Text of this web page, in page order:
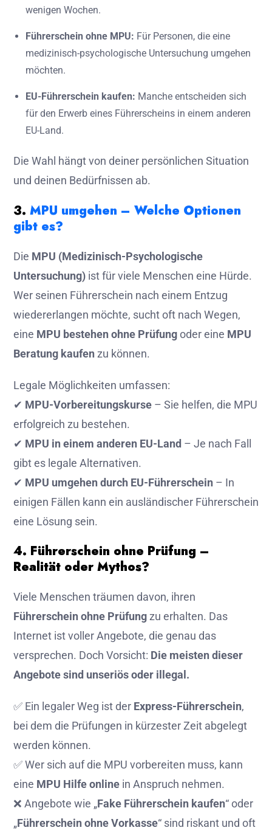
wenigen Wochen.
Führerschein ohne MPU: Für Personen, die eine
medizinisch-psychologische Untersuchung umgehen
möchten.
EU-Führerschein kaufen: Manche entscheiden sich
für den Erwerb eines Führerscheins in einem anderen
EU-Land.
Die Wahl hängt von deiner persönlichen Situation
und deinen Bedürfnissen ab.
3. MPU umgehen – Welche Optionen
gibt es?
Die MPU (Medizinisch-Psychologische
Untersuchung) ist für viele Menschen eine Hürde.
Wer seinen Führerschein nach einem Entzug
wiedererlangen möchte, sucht oft nach Wegen,
eine MPU bestehen ohne Prüfungoder eine MPU
Beratung kaufen zu können.
Legale Möglichkeiten umfassen:
✔ MPU-Vorbereitungskurse – Sie helfen, die MPU
erfolgreich zu bestehen.
✔ MPU in einem anderen EU-Land – Je nach Fall
gibt es legale Alternativen.
✔ MPU umgehen durch EU-Führerschein – In
einigen Fällen kann ein ausländischer Führerschein
eine Lösung sein.
4. Führerschein ohne Prüfung –
Realität oder Mythos?
Viele Menschen träumen davon, ihren
Führerschein ohne Prüfungzu erhalten. Das
Internet ist voller Angebote, die genau das
versprechen. Doch Vorsicht: Die meisten dieser
Angebote sind unseriös oder illegal.
✅ Ein legaler Weg ist der Express-Führerschein,
bei dem die Prüfungen in kürzester Zeit abgelegt
werden können.
✅ Wer sich auf die MPU vorbereiten muss, kann
eine MPU Hilfe online in Anspruch nehmen.
❌ Angebote wie „Fake Führerschein kaufen“ oder
„Führerschein ohne Vorkasse“ sind riskant und oft